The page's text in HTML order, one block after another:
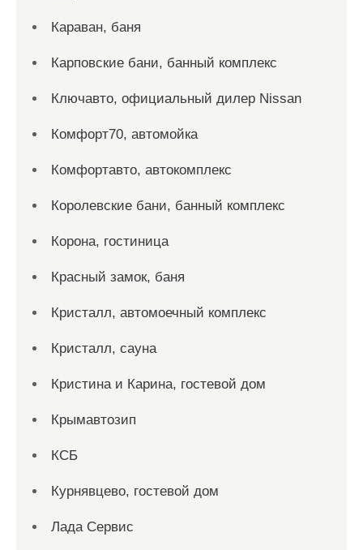
Караван, баня
Карповские бани, банный комплекс
Ключавто, официальный дилер Nissan
Комфорт70, автомойка
Комфортавто, автокомплекс
Королевские бани, банный комплекс
Корона, гостиница
Красный замок, баня
Кристалл, автомоечный комплекс
Кристалл, сауна
Кристина и Карина, гостевой дом
Крымавтозип
КСБ
Курнявцево, гостевой дом
Лада Сервис